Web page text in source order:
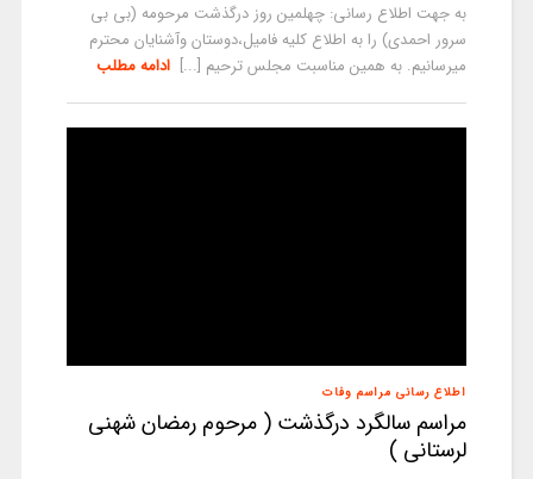
به جهت اطلاع رسانی: چهلمین روز درگذشت مرحومه (بی بی
سرور احمدی) را به اطلاع کلیه فامیل،دوستان وآشنایان محترم
میرسانیم. به همین مناسبت مجلس ترحیم [...] ادامه مطلب
اطلاع رسانی مراسم وفات
مراسم سالگرد درگذشت ( مرحوم رمضان شهنی
لرستانی )